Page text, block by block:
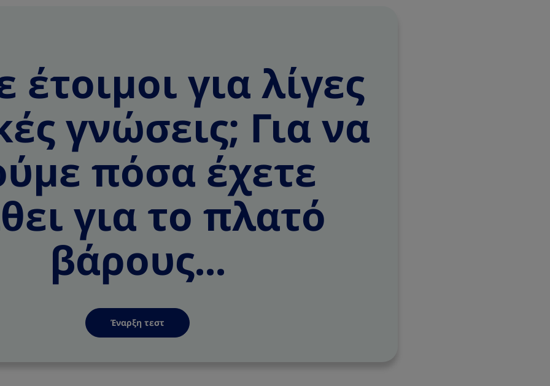
έτοιμοι για λίγες
γνώσεις; Για να
πόσα έχετε
για το πλατό
βάρους...
Έναρξη τεστ